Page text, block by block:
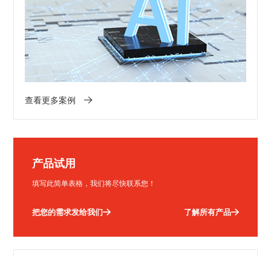
查看更多案例
产品试用
填写此简单表格，我们将尽快联系您！
把您的需求发给我们 了解所有产品